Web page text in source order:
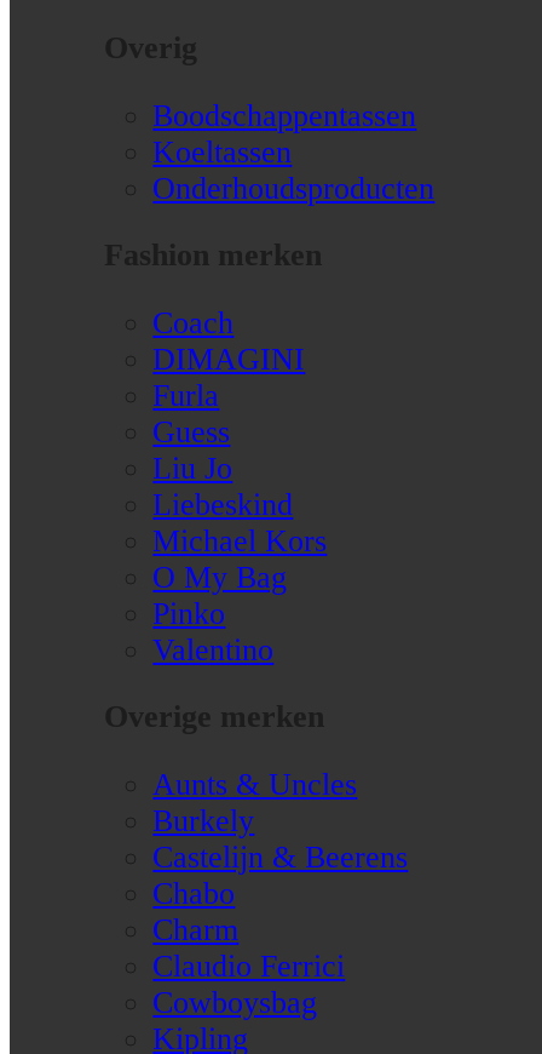
Overig
Boodschappentassen
Koeltassen
Onderhoudsproducten
Fashion merken
Coach
DIMAGINI
Furla
Guess
Liu Jo
Liebeskind
Michael Kors
O My Bag
Pinko
Valentino
Overige merken
Aunts & Uncles
Burkely
Castelijn & Beerens
Chabo
Charm
Claudio Ferrici
Cowboysbag
Kipling